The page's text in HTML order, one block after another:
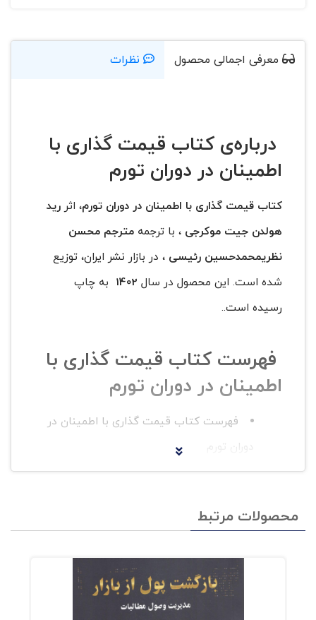
معرفی اجمالی محصول نظرات
درباره‌ی کتاب قیمت گذاری با
اطمینان در دوران تورم
کتاب قیمت گذاری با اطمینان در دوران تورم، اثررید
هولدن جیت موکرجی ، با ترجمهمترجم محسن
نظریمحمدحسین رئیسی ، در بازار نشر ایران، توزیع
شده است. این محصول در سال 1402 به چاپ
رسیده است..
فهرست کتاب قیمت گذاری با
اطمینان در دوران تورم
فهرست کتاب قیمت گذاری با اطمینان در
دوران تورم
فصل اول. قانون اول : از قیمت گذاری برای
فصل دوم. قانون دوم : اجرای حداقلی بهتر
فصل سوم. قانون سوم : کنار گذاشتن
عادت تخفیف دهی
محصولات مرتبط